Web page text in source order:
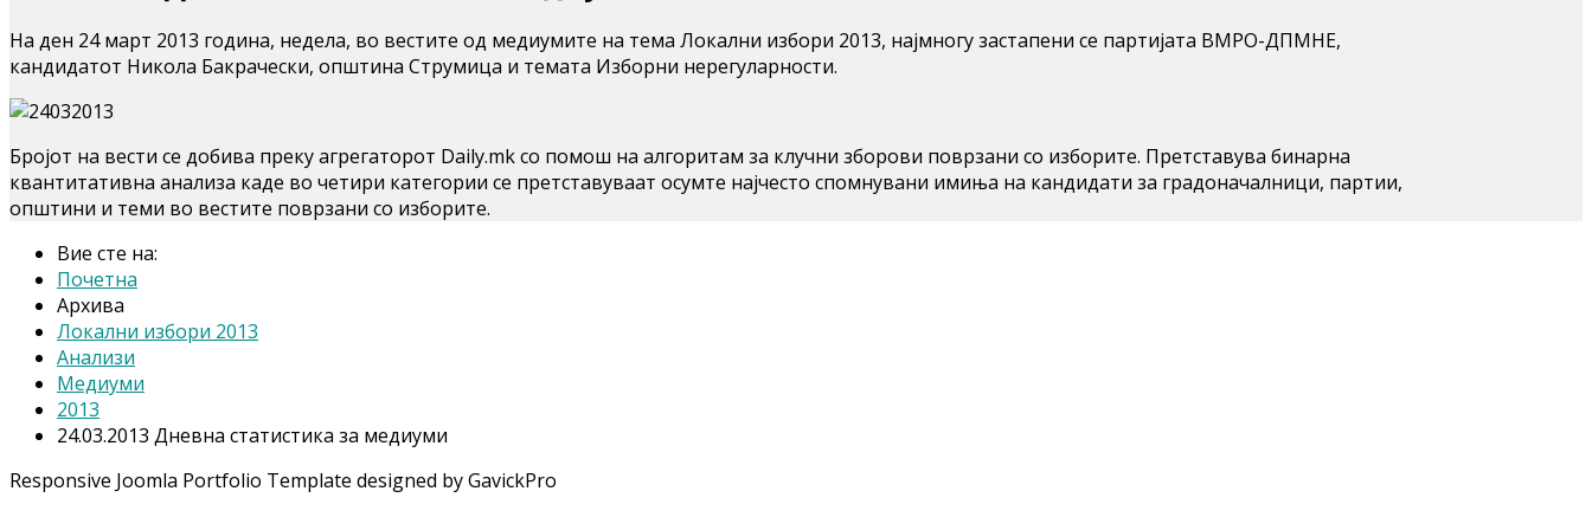
На ден 24 март 2013 година, недела, во вестите од медиумите на тема Локални избори 2013, најмногу застапени се партијата ВМРО-ДПМНЕ,
кандидатот Никола Бакрачески, општина Струмица и темата Изборни нерегуларности.
Бројот на вести се добива преку агрегаторот Daily.mk со помош на алгоритам за клучни зборови поврзани со изборите. Претставува бинарна
квантитативна анализа каде во четири категории се претставуваат осумте најчесто спомнувани имиња на кандидати за градоначалници, партии,
општини и теми во вестите поврзани со изборите.
Вие сте на:
Почетна
Архива
Локални избори 2013
Анализи
Медиуми
2013
24.03.2013 Дневна статистика за медиуми
Responsive Joomla Portfolio Template designed by GavickPro